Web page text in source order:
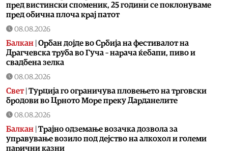
пред вистински споменик, 25 години се поклонуваме
пред обична плоча крај патот
08.08.2026
Балкан | Орбан дојде во Србија на фестивалот на
Драгчевска труба во Гуча – нарача ќебапи, пиво и
свадбена зелка
08.08.2026
Свет| Турција го ограничува пловењето на трговски
бродови во Црното Море преку Дарданелите
08.08.2026
Балкан | Трајно одземање возачка дозвола за
управување возило под дејство на алкохол и големи
парични казни